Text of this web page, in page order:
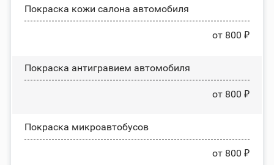
Покраска кожи салона автомобиля
от 800 ₽
Покраска антигравием автомобиля
от 800 ₽
Покраска микроавтобусов
от 800 ₽